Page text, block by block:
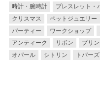
時計・腕時計
ブレスレット・
クリスマス
ペットジュエリー
パーティー
ワークショップ
アンティーク
リボン プリ
オパール
シトリン トパーズ